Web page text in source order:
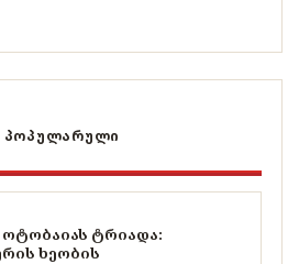
ᲞᲝᲞᲣᲚᲐᲠᲣᲚᲘ
ტრიადა:
ხეობის